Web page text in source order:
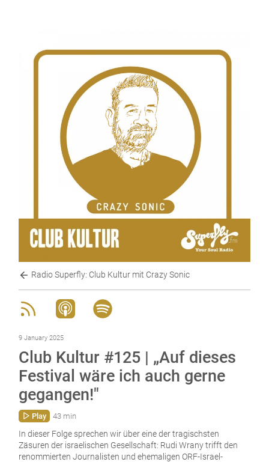
Radio Superfly: Club Kultur mit Crazy Sonic
9 January 2025
Club Kultur #125 | „Auf dieses
Festival wäre ich auch gerne
gegangen!"
Play 43 min
In dieser Folge sprechen wir über eine der tragischsten
Zäsuren der israelischen Gesellschaft: Rudi Wrany trifft den
renommierten Journalisten und ehemaligen ORF-Israel-